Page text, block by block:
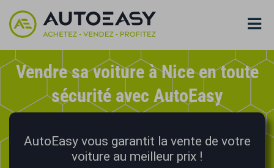
Vendre sa voiture à Nice en toute
sécurité avec AutoEasy
AutoEasy vous garantit la vente de votre
voiture au meilleur prix !